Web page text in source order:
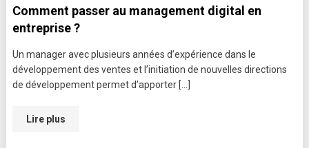
Comment passer au management digital en
entreprise ?
Un manager avec plusieurs années d’expérience dans le
développement des ventes et l’initiation de nouvelles directions
de développement permet d’apporter […]
Lire plus